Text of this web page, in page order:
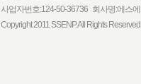
사업자번호:124-50-36736 회사명:에스
Copyright 2011 SSENP. All Rights Reserved